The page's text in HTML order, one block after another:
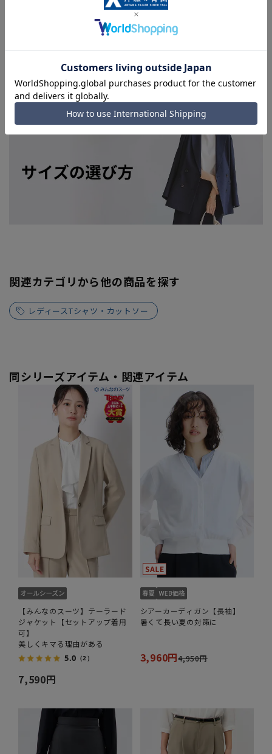
干の誤差が生じる場合がございます。予めご了承ください。
■店舗や各モールサイトと商品在庫を共有しております関係
上、ご注文いただいたタイミングにより欠品が発生し、ご注文
を完了できない場合がございます。予めご了承ください。
■お急ぎ発送のご注文につきましても、ご注文のタイミングに
よってはお急ぎ発送サービスを選択できない場合がございま
す。
関連カテゴリから他の商品を探す
レディースTシャツ・カットソー
同シリーズアイテム・関連アイテム
【みんなのスーツ】テーラード
ジャケット【セットアップ着用
可】
美しくキマる理由がある
5.0 （2）
7,590円
シアーカーディガン【長袖】
暑くて長い夏の対策に
3,960円4,950円